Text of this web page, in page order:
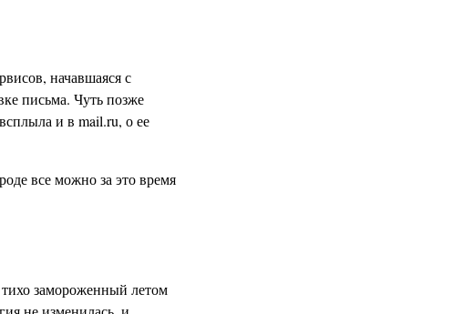
начавшаяся с
письма. Чуть позже
и в mail.ru, о ее
все можно за это время
замороженный летом